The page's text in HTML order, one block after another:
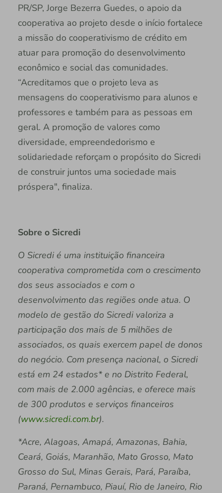
PR/SP, Jorge Bezerra Guedes, o apoio da
cooperativa ao projeto desde o início fortalece
a missão do cooperativismo de crédito em
atuar para promoção do desenvolvimento
econômico e social das comunidades.
“Acreditamos que o projeto leva as
mensagens do cooperativismo para alunos e
professores e também para as pessoas em
geral. A promoção de valores como
diversidade, empreendedorismo e
solidariedade reforçam o propósito do Sicredi
de construir juntos uma sociedade mais
próspera", finaliza.
Sobre o Sicredi
O Sicredi é uma instituição financeira
cooperativa comprometida com o crescimento
dos seus associados e com o
desenvolvimento das regiões onde atua. O
modelo de gestão do Sicredi valoriza a
participação dos mais de 5 milhões de
associados, os quais exercem papel de donos
do negócio. Com presença nacional, o Sicredi
está em 24 estados* e no Distrito Federal,
com mais de 2.000 agências, e oferece mais
de 300 produtos e serviços financeiros
(www.sicredi.com.br).
*Acre, Alagoas, Amapá, Amazonas, Bahia,
Ceará, Goiás, Maranhão, Mato Grosso, Mato
Grosso do Sul, Minas Gerais, Pará, Paraíba,
Paraná, Pernambuco, Piauí, Rio de Janeiro, Rio